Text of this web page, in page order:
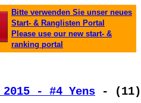
Bitte verwenden Sie unser neues
Start- & Ranglisten Portal
Please use our new start- &
ranking portal
- #4 Yens - (11)